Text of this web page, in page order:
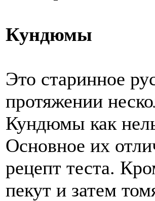
Кундюмы
Это старинное
протяжении
Кундюмы как
Основное их
рецепт теста.
пекут и затем